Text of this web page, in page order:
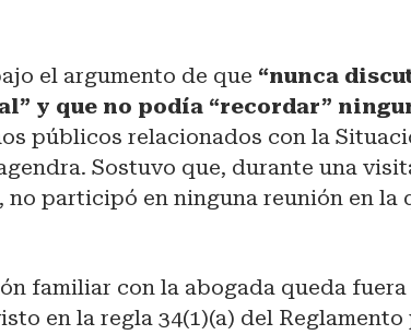
el argumento de que “nunca
y que no podía “recordar”
públicos relacionados con la
Sostuvo que, durante una
no participó en ninguna reunión en la
familiar con la abogada queda
en la regla 34(1)(a) del Reglamento